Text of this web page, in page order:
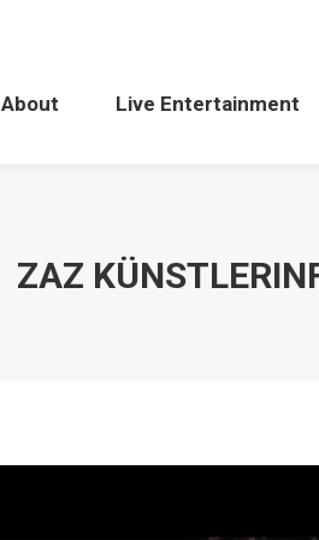
About Live Entertainment
ZAZ